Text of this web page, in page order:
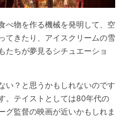
べ物を作る機械を発明して、空
てきたり、アイスクリームの雪
たちが夢見るシチュエーショ
い？と思うかもしれないのです
。テイストとしては80年代の
グ監督の映画が近いかもしれま